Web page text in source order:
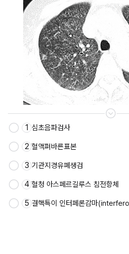
1 심초음파검사
2 혈액펴바른표본
3 기관지경유폐생검
4 혈청 아스페르길루스 침전항체
5 결핵특이 인터페론감마